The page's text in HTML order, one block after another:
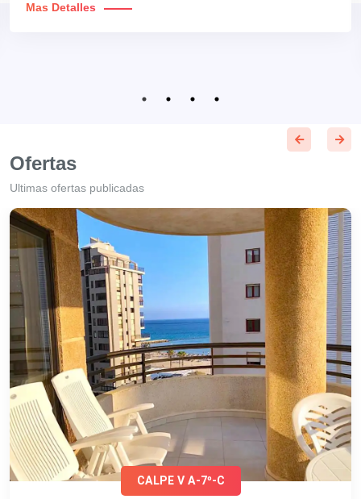
Mas Detalles
Ofertas
Ultimas ofertas publicadas
¡Disfruta de un 10% de descuento para todas las
reservas en cualquier fecha disponible en este
apartamento!. Aprovecha esta oportunidad para
relajarte al lado de la playa con 2 dormitorios y
piscina. Este apartamento te ofrece la opción de
contratar wifi y Aire acondicionado. El descuento
se aplica
CALPE V A-7º-C